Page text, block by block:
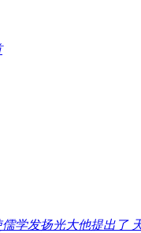
学发扬光大他提出了